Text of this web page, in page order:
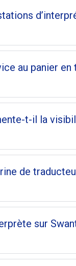
au panier
t-il la
de
sur